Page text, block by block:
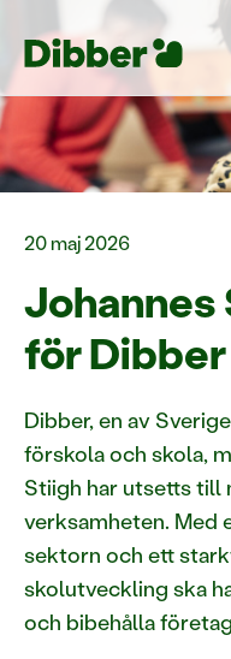
20 maj 2026
Johannes
för
Dibber, en av
förskola och skola,
Stiigh har utsetts till
verksamheten. Med
sektorn och ett
skolutveckling ska
och bibehålla